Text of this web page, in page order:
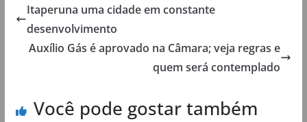
Itaperuna uma cidade em constante
desenvolvimento
Auxílio Gás é aprovado na Câmara; veja regras e
quem será contemplado
Você pode gostar também